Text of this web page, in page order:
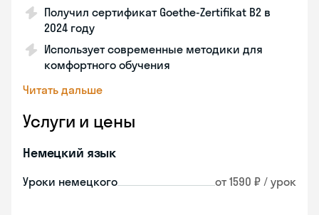
Получил сертификат Goethe-Zertifikat B2 в
2024 году
Использует современные методики для
комфортного обучения
Читать дальше
Услуги и цены
Немецкий язык
Уроки немецкого от 1590 ₽ / урок